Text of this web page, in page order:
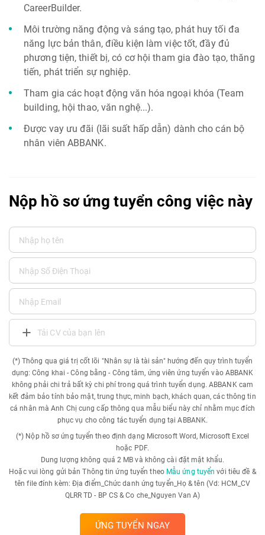
CareerBuilder.
Môi trường năng động và sáng tạo, phát huy tối đa
năng lực bản thân, điều kiện làm việc tốt, đầy đủ
phương tiện, thiết bị, có cơ hội tham gia đào tạo, thăng
tiến, phát triển sự nghiệp.
Tham gia các hoạt động văn hóa ngoại khóa (Team
building, hội thao, văn nghệ...).
Được vay ưu đãi (lãi suất hấp dẫn) dành cho cán bộ
nhân viên ABBANK.
Nộp hồ sơ ứng tuyển công việc này
Tải CV của bạn lên
(*) Thông qua giá trị cốt lõi "Nhân sự là tài sản" hướng đến quy trình tuyển
dụng: Công khai - Công bằng - Công tâm, ứng viên ứng tuyển vào ABBANK
không phải chi trả bất kỳ chi phí trong quá trình tuyển dụng. ABBANK cam
kết đảm bảo tính bảo mật, trung thực, minh bạch, khách quan, các thông tin
cá nhân mà Anh Chị cung cấp thông qua mẫu biểu này chỉ nhằm mục đích
phục vụ cho công tác tuyển dụng tại ABBANK.
(*) Nộp hồ sơ ứng tuyển theo định dạng Microsoft Word, Microsoft Excel
hoặc PDF.
Dung lượng không quá 2 MB và không cài đặt mật khẩu.
Hoặc vui lòng gửi bản Thông tin ứng tuyển theo Mẫu ứng tuyển với tiêu đề &
tên file đính kèm: Địa điểm_Chức danh ứng tuyển_Họ & tên (Vd: HCM_CV
QLRR TD - BP CS & Co che_Nguyen Van A)
ỨNG TUYỂN NGAY